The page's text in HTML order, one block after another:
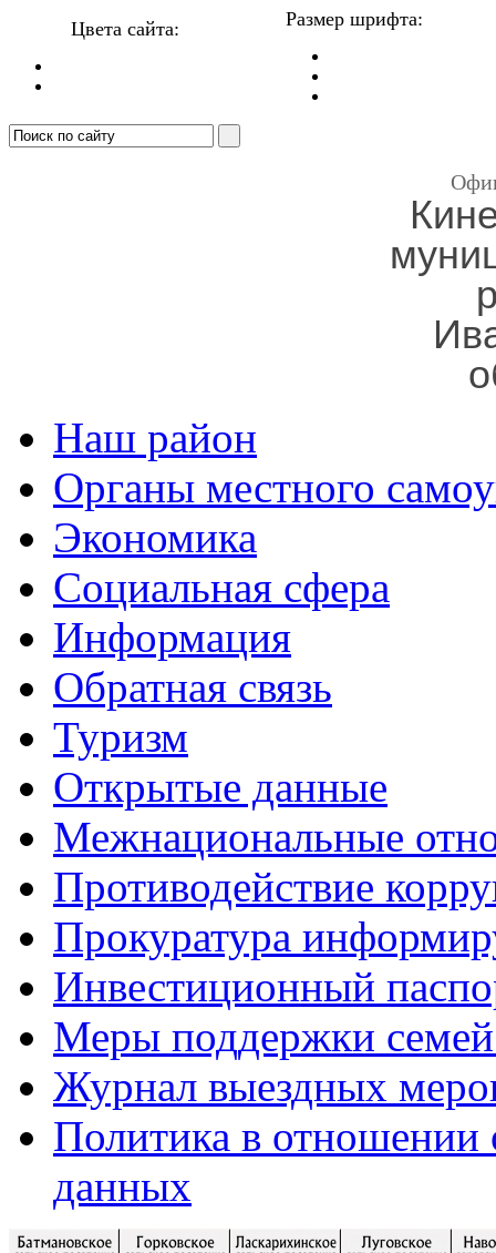
Цвета сайта: Размер шрифта:
Наш район
Органы местного
Экономика
Социальная сфера
Информация
Обратная связь
Туризм
Открытые данные
Межнациональные
Противодействие
Прокуратура
Инвестиционный
Меры поддержки
Журнал выездных
Политика в отношении
данных